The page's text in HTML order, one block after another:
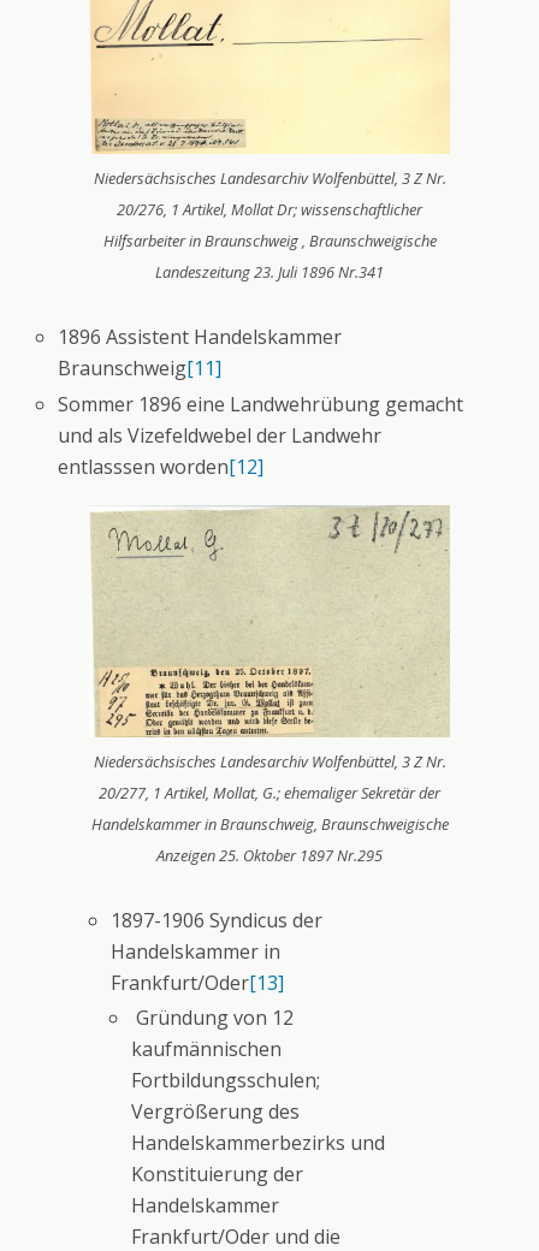
Niedersächsisches Landesarchiv Wolfenbüttel, 3 Z Nr.
20/276, 1 Artikel, Mollat Dr; wissenschaftlicher
Hilfsarbeiter in Braunschweig , Braunschweigische
Landeszeitung 23. Juli 1896 Nr.341
1896 Assistent Handelskammer
Braunschweig[11]
Sommer 1896 eine Landwehrübung gemacht
und als Vizefeldwebel der Landwehr
entlasssen worden[12]
Niedersächsisches Landesarchiv Wolfenbüttel, 3 Z Nr.
20/277, 1 Artikel, Mollat, G.; ehemaliger Sekretär der
Handelskammer in Braunschweig, Braunschweigische
Anzeigen 25. Oktober 1897 Nr.295
1897-1906 Syndicus der
Handelskammer in
Frankfurt/Oder[13]
Gründung von 12
kaufmännischen
Fortbildungsschulen;
Vergrößerung des
Handelskammerbezirks und
Konstituierung der
Handelskammer
Frankfurt/Oder und die